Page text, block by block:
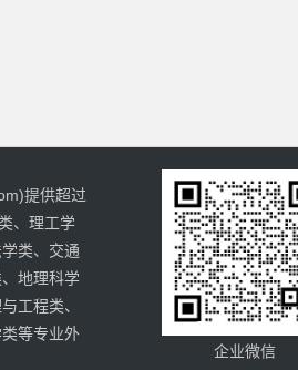
提供超过
、理工学
类、交通
地理科学
工程类、
等专业外
企业微信